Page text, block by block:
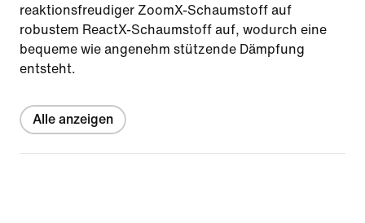
reaktionsfreudiger ZoomX-Schaumstoff auf
robustem ReactX-Schaumstoff auf, wodurch eine
bequeme wie angenehm stützende Dämpfung
entsteht.
Alle anzeigen